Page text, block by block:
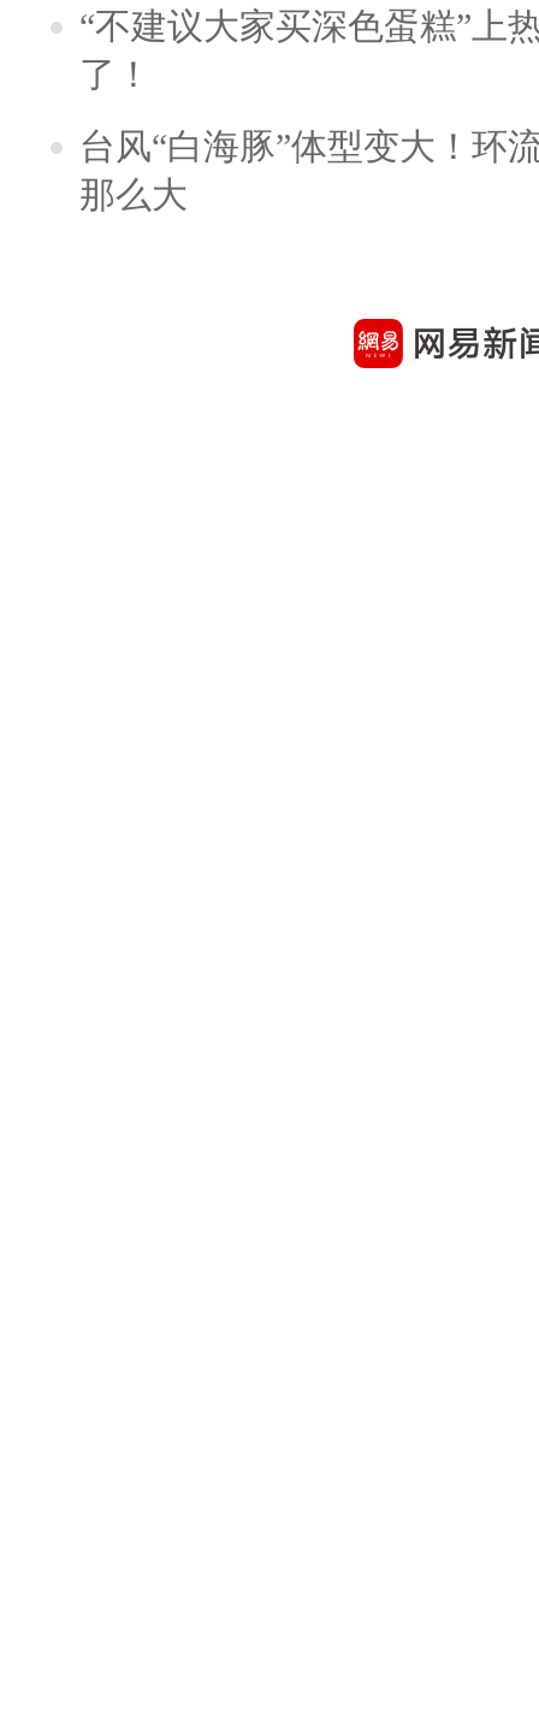
“不建议大家买深色蛋糕”上
了！
台风“白海豚”体型变大！环
那么大